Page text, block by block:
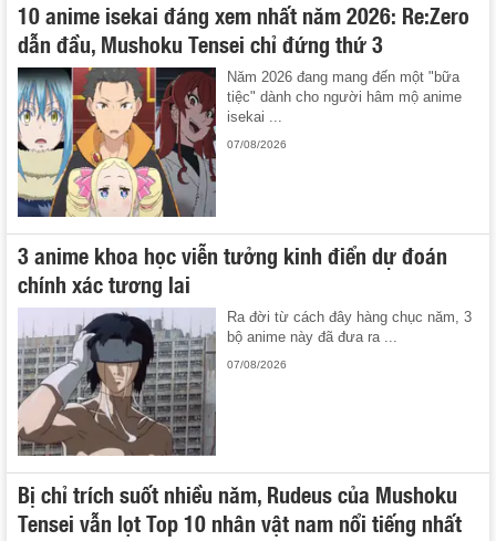
10 anime isekai đáng xem nhất năm 2026: Re:Zero
dẫn đầu, Mushoku Tensei chỉ đứng thứ 3
Năm 2026 đang mang đến một "bữa
tiệc" dành cho người hâm mộ anime
isekai ...
07/08/2026
3 anime khoa học viễn tưởng kinh điển dự đoán
chính xác tương lai
Ra đời từ cách đây hàng chục năm, 3
bộ anime này đã đưa ra ...
07/08/2026
Bị chỉ trích suốt nhiều năm, Rudeus của Mushoku
Tensei vẫn lọt Top 10 nhân vật nam nổi tiếng nhất